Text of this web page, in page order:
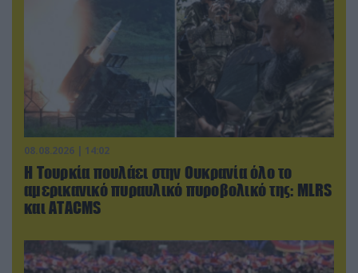
08.08.2026 | 14:02
Η Τουρκία πουλάει στην Ουκρανία όλο το
αμερικανικό πυραυλικό πυροβολικό της: MLRS
και ΑΤΑCMS